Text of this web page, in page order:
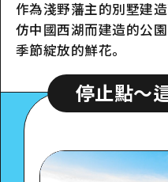
Google Maps
作為淺野藩主的別墅建
仿中國西湖而建造的公
季節綻放的鮮花。
點〜這裏有一些建